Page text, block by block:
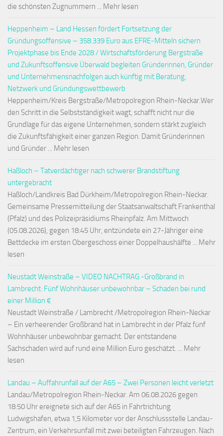
die schönsten Zugnummern ... Mehr lesen
Heppenheim – Land Hessen fördert Fortsetzung der
Gründungsoffensive – 358.339 Euro aus EFRE-Mitteln sichern
Projektphase bis Ende 2028 / Wirtschaftsförderung Bergstraße
und Zukunftsoffensive Überwald begleiten Gründerinnen, Gründer
und Unternehmensnachfolgen auch künftig mit Beratung,
Netzwerk und Gründungswettbewerb
Heppenheim/Kreis Bergstraße/Metropolregion Rhein-Neckar.Wer
den Schritt in die Selbstständigkeit wagt, schafft nicht nur die
Grundlage für das eigene Unternehmen, sondern stärkt zugleich
die Zukunftsfähigkeit einer ganzen Region. Damit Gründerinnen
und Gründer ... Mehr lesen
Haßloch – Tatverdächtiger nach schwerer Brandstiftung
untergebracht
Haßloch/Landkreis Bad Dürkheim/Metropolregion Rhein-Neckar.
Gemeinsame Pressemitteilung der Staatsanwaltschaft Frankenthal
(Pfalz) und des Polizeipräsidiums Rheinpfalz. Am Mittwoch
(05.08.2026), gegen 18:45 Uhr, entzündete ein 27-Jähriger eine
Bettdecke im ersten Obergeschoss einer Doppelhaushälfte ... Mehr
lesen
Neustadt Weinstraße – VIDEO NACHTRAG -Großbrand in
Lambrecht: Fünf Wohnhäuser unbewohnbar – Schaden bei rund
einer Million €
Neustadt Weinstraße / Lambrecht /Metropolregion Rhein-Neckar
– Ein verheerender Großbrand hat in Lambrecht in der Pfalz fünf
Wohnhäuser unbewohnbar gemacht. Der entstandene
Sachschaden wird auf rund eine Million Euro geschätzt. ... Mehr
lesen
Landau – Auffahrunfall auf der A65 – Zwei Personen leicht verletzt
Landau/Metropolregion Rhein-Neckar. Am 06.08.2026 gegen
18:50 Uhr ereignete sich auf der A65 in Fahrtrichtung
Ludwigshafen, etwa 1,5 Kilometer vor der Anschlussstelle Landau-
Zentrum, ein Verkehrsunfall mit zwei beteiligten Fahrzeugen. Nach